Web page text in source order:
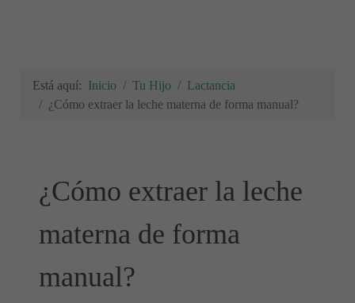
Está aquí: Inicio Tu Hijo
Lactancia
¿Cómo extraer la leche materna de forma manual?
¿Cómo extraer la leche
materna de forma
manual?